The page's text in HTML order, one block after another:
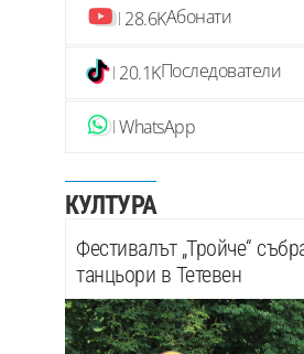
28.6KАбонати
20.1KПоследователи
WhatsApp
КУЛТУРА
Фестивалът „Тройче“
танцьори в Тетевен